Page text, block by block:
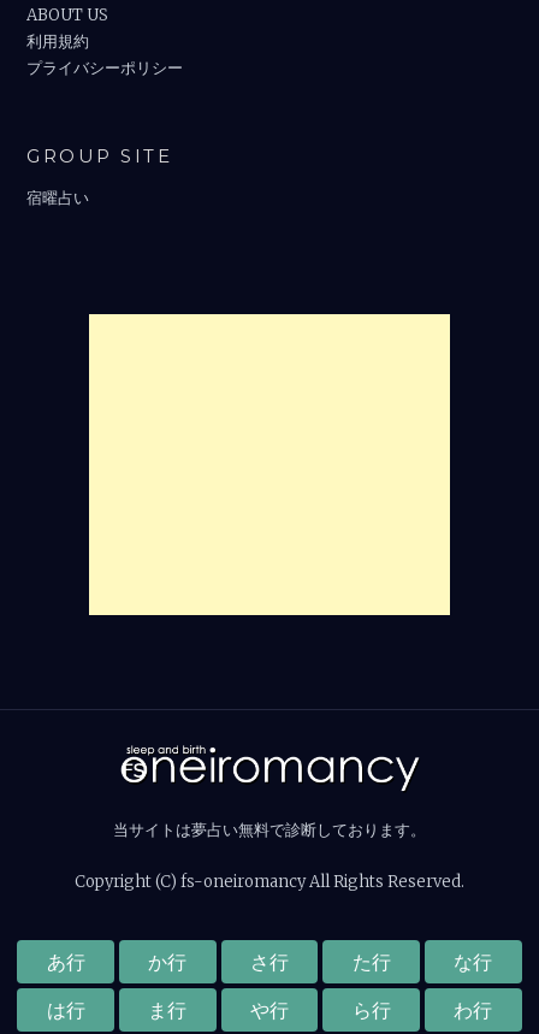
あ行 か行 さ行 た行
な行
は行
ま行 や行 ら行 わ行
ABOUT US
利用規約
プライバシーポリシー
GROUP SITE
宿曜占い
当サイトは夢占い無料で診断しております。
Copyright (C) fs-oneiromancy All Rights Reserved.